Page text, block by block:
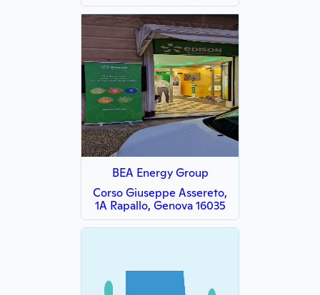
BEA Energy Group
Corso Giuseppe Assereto,
1A Rapallo, Genova 16035